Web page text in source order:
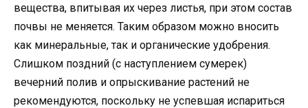
вещества, впитывая их через листья, при этом состав
почвы не меняется. Таким образом можно вносить
как минеральные, так и органические удобрения.
Слишком поздний (с наступлением сумерек)
вечерний полив и опрыскивание растений не
рекомендуются, поскольку не успевшая испариться